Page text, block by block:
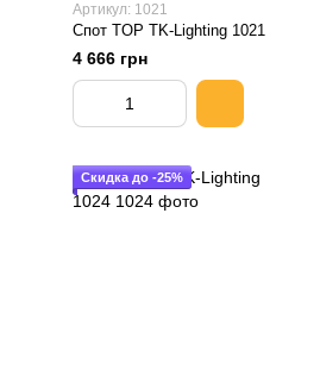
Артикул: 1021
Спот TOP TK-Lighting 1021
4 666 грн
Скидка до -25%